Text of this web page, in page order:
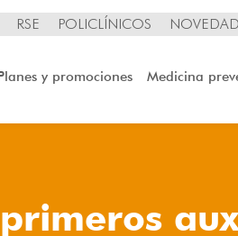
RSE POLICLÍNICOS
y promociones Medicina